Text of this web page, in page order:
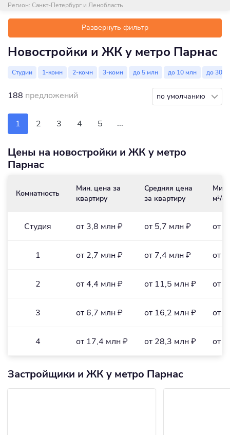
Регион: Санкт-Петербург и Ленобласть
Развернуть фильтр
Новостройки и ЖК у метро Парнас
Студии 1-комн 2-комн 3-комн до 5 млн до 10 млн до 30 м²
188 предложений по умолчанию
1 2 3 4 5 ...
Цены на новостройки и ЖК у метро
Парнас
Комнатность
Мин. цена за
квартиру
Средняя цена
за квартиру
Мин.
м2/₽
Студия от 3,8 млн ₽ от 5,7 млн ₽ от
1 от 2,7 млн ₽ от 7,4 млн ₽ от
2 от 4,4 млн ₽ от 11,5 млн ₽ от
3 от 6,7 млн ₽ от 16,2 млн ₽ от
4 от 17,4 млн ₽ от 28,3 млн ₽ от
Застройщики и ЖК у метро Парнас